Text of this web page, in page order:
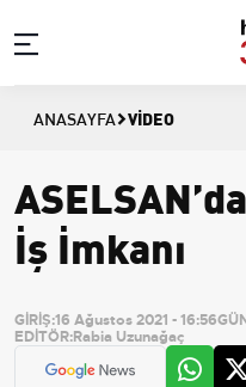
ANASAYFA VIDEO
İş İmkanı
GİRİŞ:16 Ağustos 2021 - 16:56
EDİTÖR:Rabia Uzunağaç